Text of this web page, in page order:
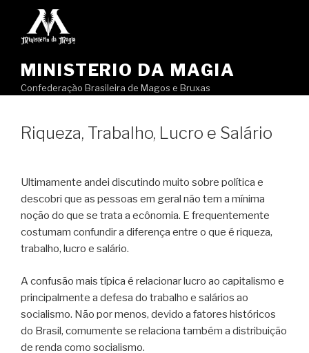
MINISTERIO DA MAGIA
Confederação Brasileira de Magos e Bruxas
Riqueza, Trabalho, Lucro e Salário
Ultimamente andei discutindo muito sobre política e
descobri que as pessoas em geral não tem a mínima
noção do que se trata a ecônomia. E frequentemente
costumam confundir a diferença entre o que é riqueza,
trabalho, lucro e salário.
A confusão mais típica é relacionar lucro ao capitalismo e
principalmente a defesa do trabalho e salários ao
socialismo. Não por menos, devido a fatores históricos
do Brasil, comumente se relaciona também a distribuição
de renda como socialismo.